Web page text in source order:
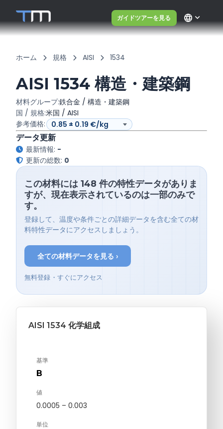
ガイドツアーを見る language
ホーム 規格 AISI 1534
AISI 1534 構造・建築鋼
材料グループ:鉄合金 / 構造・建築鋼
国 / 規格:米国 / AISI
参考価格:
データ更新
最新情報: -
更新の総数: 0
この材料には 148 件の特性データがありま
すが、現在表示されているのは一部のみで
す。
登録して、温度や条件ごとの詳細データを含む全ての材
料特性データにアクセスしましょう。
全ての材料データを見る ›
無料登録・すぐにアクセス
AISI 1534 化学組成
基準
B
値
0.0005 – 0.003
単位